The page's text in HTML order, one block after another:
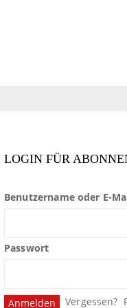
LOGIN FÜR
Benutzername oder E-
Passwort
Vergessen?